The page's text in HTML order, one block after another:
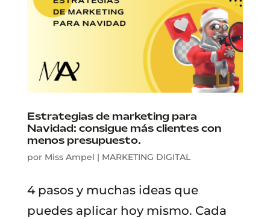
Estrategias de marketing para
Navidad: consigue más clientes con
menos presupuesto.
por Miss Ampel | MARKETING DIGITAL
4 pasos y muchas ideas que
puedes aplicar hoy mismo. Cada